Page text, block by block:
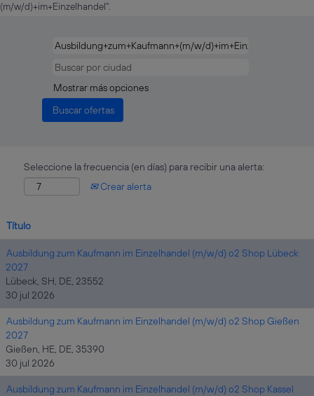
(m/w/d)+im+Einzelhandel".
Mostrar más opciones
Seleccione la frecuencia (en días) para recibir una alerta:
Crear alerta
Título
Ausbildung zum Kaufmann im Einzelhandel (m/w/d) o2 Shop Lübeck
2027
Lübeck, SH, DE, 23552
30 jul 2026
Ausbildung zum Kaufmann im Einzelhandel (m/w/d) o2 Shop Gießen
2027
Gießen, HE, DE, 35390
30 jul 2026
Ausbildung zum Kaufmann im Einzelhandel (m/w/d) o2 Shop Kassel